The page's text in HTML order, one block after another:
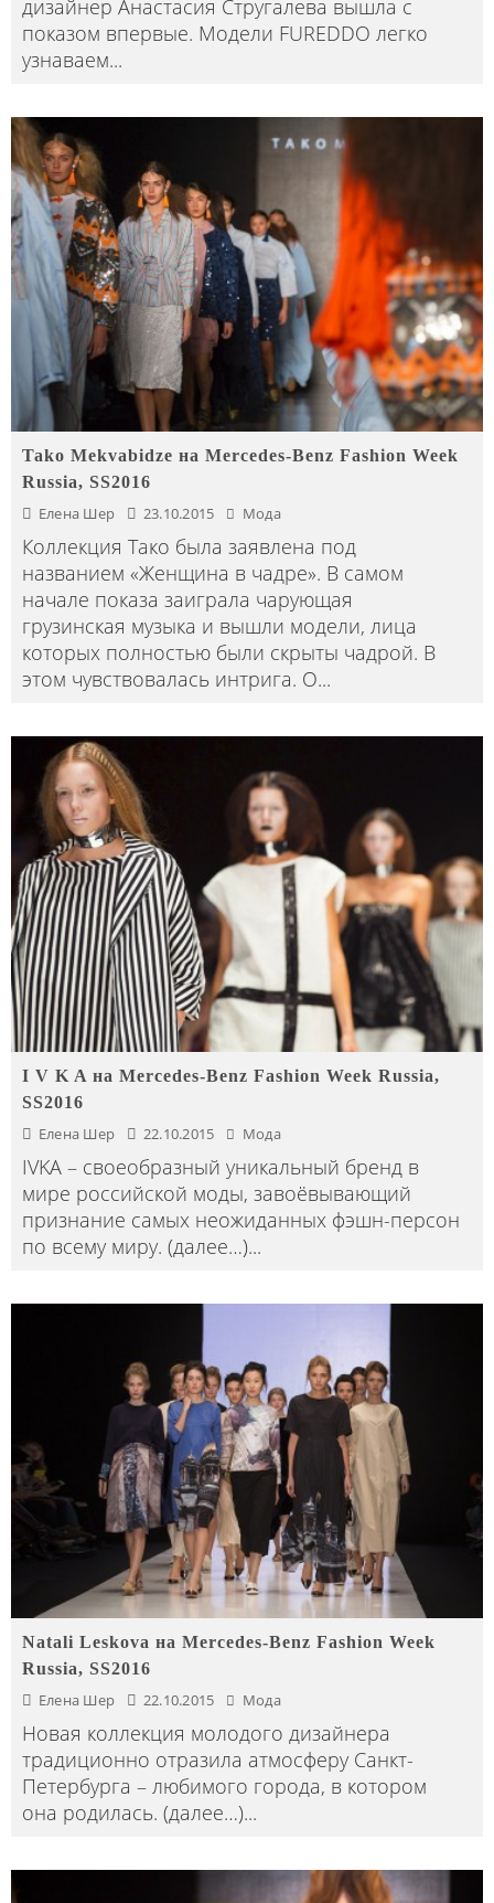
дизайнер Анастасия Стругалева вышла с
показом впервые. Модели FUREDDO легко
узнаваем...
Tako Mekvabidze на Mercedes-Benz Fashion Week
Russia, SS2016
Елена Шер 23.10.2015 Мода
Коллекция Тако была заявлена под
названием «Женщина в чадре». В самом
начале показа заиграла чарующая
грузинская музыка и вышли модели, лица
которых полностью были скрыты чадрой. В
этом чувствовалась интрига. О...
I V K A на Mercedes-Benz Fashion Week Russia,
SS2016
Елена Шер 22.10.2015 Мода
IVKA – своеобразный уникальный бренд в
мире российской моды, завоёвывающий
признание самых неожиданных фэшн-персон
по всему миру. (далее…)...
Natali Leskova на Mercedes-Benz Fashion Week
Russia, SS2016
Елена Шер 22.10.2015 Мода
Новая коллекция молодого дизайнера
традиционно отразила атмосферу Санкт-
Петербурга – любимого города, в котором
она родилась. (далее…)...